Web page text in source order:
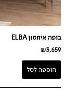
בופה איחסון ELBA
₪3,659
הוספה לסל